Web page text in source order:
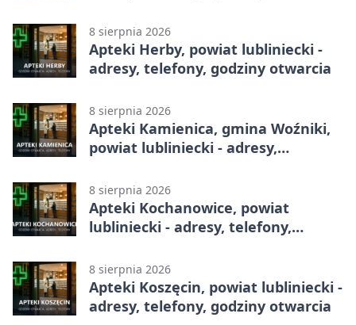
8 sierpnia 2026
Apteki Herby, powiat lubliniecki -
adresy, telefony, godziny otwarcia
8 sierpnia 2026
Apteki Kamienica, gmina Woźniki,
powiat lubliniecki - adresy,
8 sierpnia 2026
Apteki Kochanowice, powiat
lubliniecki - adresy, telefony,
8 sierpnia 2026
Apteki Koszęcin, powiat lubliniecki -
adresy, telefony, godziny otwarcia